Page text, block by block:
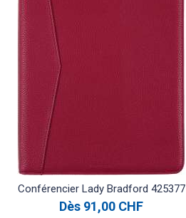
Conférencier Lady Bradford 425377
Dès 91,00 CHF